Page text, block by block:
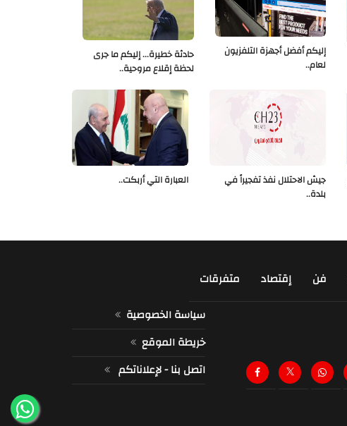
حادثة خطيرة... إليكم ما جرى
لحظة إقلاع مروحية..
إليكم أفضل أجهزة التلفزيون
لعام..
العبارة التي أربكت..
جيش الاحتلال نفذ تفجيراً في
بلدة..
متفرقات إقتصاد فن
سياسة الخصوصية
خريطة الموقع
اتصل بنا - لإعلاناتكم